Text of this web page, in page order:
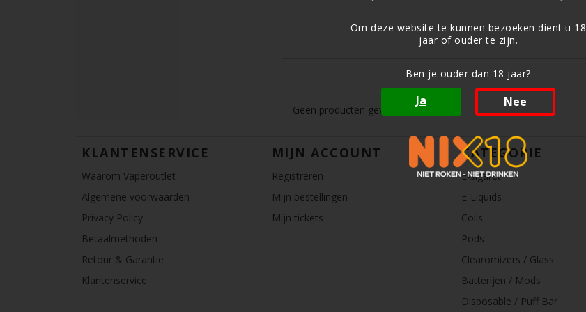
Om deze website te kunnen bezoeken dient u 18
jaar of ouder te zijn.
Ben je ouder dan 18 jaar?
Ja Nee
Geen producten gevonden!...
KLANTENSERVICE
Waarom Vaperoutlet
Algemene voorwaarden
Privacy Policy
Betaalmethoden
Retour & Garantie
Klantenservice
MIJN ACCOUNT
Registreren
Mijn bestellingen
Mijn tickets
CATEGORIE
E-sigaret
E-Liquids
Coils
Pods
Clearomizers / Glass
Batterijen / Mods
Disposable / Puff Bar